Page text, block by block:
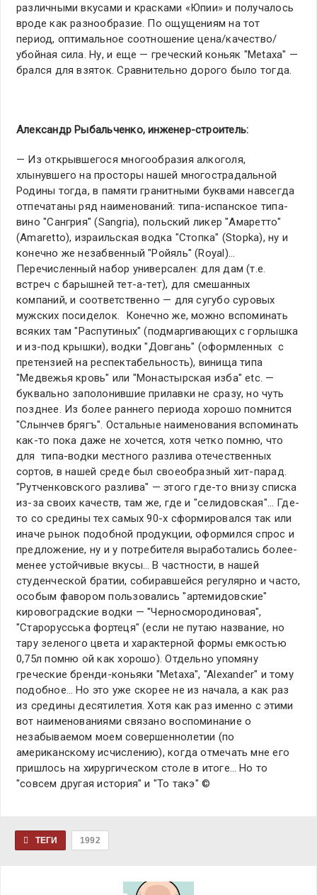
различными вкусами и красками «Юпии» и получалось
вроде как разнообразие. По ощущениям на тот
период, оптимальное соотношение цена/качество/
убойная сила. Ну, и еще — греческий коньяк "Metaxa" —
брался для взяток. Сравнительно дорого было тогда.
Александр Рыбальченко, инженер-строитель:
— Из открывшегося многообразия алкоголя,
хлынувшего на просторы нашей многострадальной
Родины тогда, в памяти гранитными буквами навсегда
отпечатаны ряд наименований: типа-испанское типа-
вино "Сангрия" (Sangria), польский ликер "Амаретто"
(Amaretto), израильская водка "Стопка" (Stopka), ну и
конечно же незабвенный "Ройяль" (Royal)…
Перечисленный набор универсален: для дам (т.е.
встреч с барышней тет-а-тет), для смешанных
компаний, и соответственно — для сугубо суровых
мужских посиделок. Конечно же, можно вспоминать
всяких там "Распутиных" (подмаргивающих с горлышка
и из-под крышки), водки "Довгань" (оформленных с
претензией на респектабельность), винища типа
"Медвежья кровь" или "Монастырская изба" etc. —
буквально заполонившие прилавки не сразу, но чуть
позднее. Из более раннего периода хорошо помнится
"Слынчев брягъ". Остальные наименования вспоминать
как-то пока даже не хочется, хотя четко помню, что
для типа-водки местного разлива отечественных
сортов, в нашей среде был своеобразный хит-парад.
"Рутченковского разлива" — этого где-то внизу списка
из-за своих качеств, там же, где и "селидовская"… Где-
то со средины тех самых 90-х сформировался так или
иначе рынок подобной продукции, оформился спрос и
предложение, ну и у потребителя выработались более-
менее устойчивые вкусы… В частности, в нашей
студенческой братии, собиравшейся регулярно и часто,
особым фавором пользовались "артемидовские"
кировоградские водки — "Черносмородиновая",
"Старорусська фортеця" (если не путаю название, но
тару зеленого цвета и характерной формы емкостью
0,75л помню ой как хорошо). Отдельно упомяну
греческие бренди-коньяки "Metaxa", "Alexander" и тому
подобное… Но это уже скорее не из начала, а как раз
из средины десятилетия. Хотя как раз именно с этими
вот наименованиями связано воспоминание о
незабываемом моем совершеннолетии (по
американскому исчислению), когда отмечать мне его
пришлось на хирургическом столе в итоге… Но то
"совсем другая история" и "То такэ" ©
ТЕГИ 1992